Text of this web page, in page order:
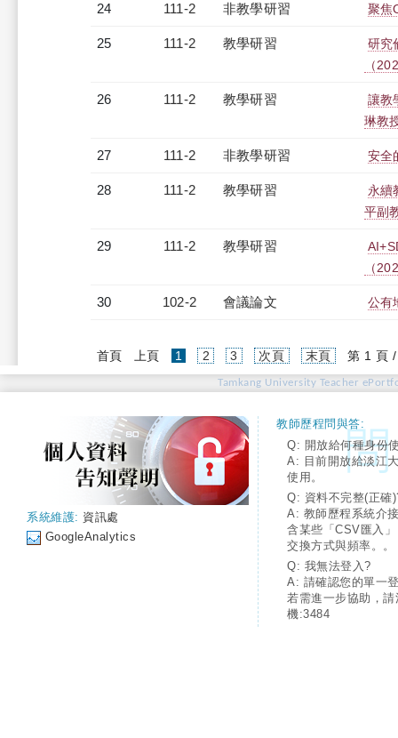
24 111-2 非教學研習 聚焦
25 111-2 教學研習
研究
（
26 111-2 教學研習
讓教
琳教
27 111-2 非教學研習 安全
28 111-2 教學研習
永續
平副
29 111-2 教學研習
（
30 102-2 會議論文 公有
首頁 上頁 1 (current)
2 3 次頁 末頁 第 1 頁
Tamkang University Teacher
系統維護: 資訊處
GoogleAnalytics
教師歷程問與答:
Q: 開放給何種身份
A: 目前開放給淡江
使用。
Q: 資料不完整(正確
A: 教師歷程系統介
含某些「CSV匯入
交換方式與頻率。。
Q: 我無法登入?
A: 請確認您的單一
若需進一步協助，
機:3484